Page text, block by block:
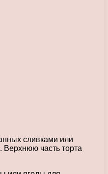
сливками или
часть торта